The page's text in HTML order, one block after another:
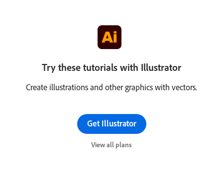
Try these tutorials with Illustrator
Create illustrations and other graphics with vectors.
Get Illustrator
View all plans